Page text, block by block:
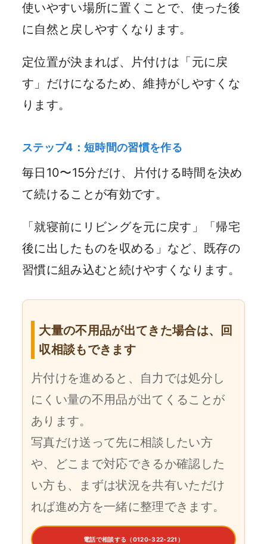
使いやすい場所に置くことで、使った後
に自然と戻しやすくなります。
定位置が決まれば、片付けは「元に戻
す」だけになるため、維持がしやすくな
ります。
ステップ4：短時間の習慣を作る
毎日10〜15分だけ、片付ける時間を決め
て続けることが有効です。
「就寝前にリビングを元に戻す」「帰宅
後に出したものを収める」など、既存の
習慣に組み込むと続けやすくなります。
大量の不用品が出てきた場合は、回
収相談もできます
片付けを進めると、自力では処分し
にくい量の不用品が出てくることが
あります。
写真だけ送って先に相談したい方
や、どこまで対応できるか確認した
い方も、まずは状況を共有いただけ
れば進め方を一緒に整理できます。
電話で相談する（0120-322-221）